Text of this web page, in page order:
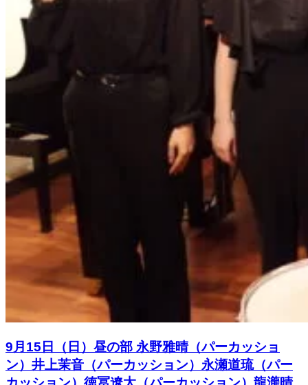
9月15日（日）昼の部 永野雅晴（パーカッショ
ン）井上茉音（パーカッション）永瀬道琉（パー